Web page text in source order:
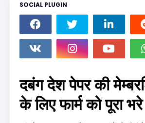
SOCIAL PLUGIN